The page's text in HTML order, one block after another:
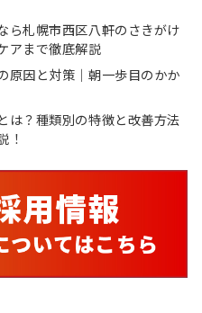
ら札幌市西区八軒のさきがけ
アまで徹底解説
原因と対策｜朝一歩目のかか
は？種類別の特徴と改善方法
！